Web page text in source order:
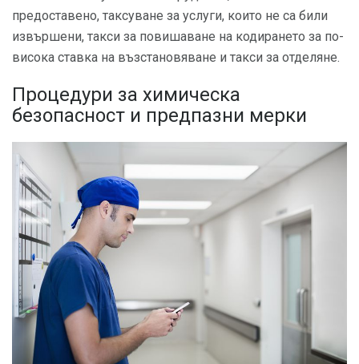
предоставено, таксуване за услуги, които не са били
извършени, такси за повишаване на кодирането за по-
висока ставка на възстановяване и такси за отделяне.
Процедури за химическа
безопасност и предпазни мерки